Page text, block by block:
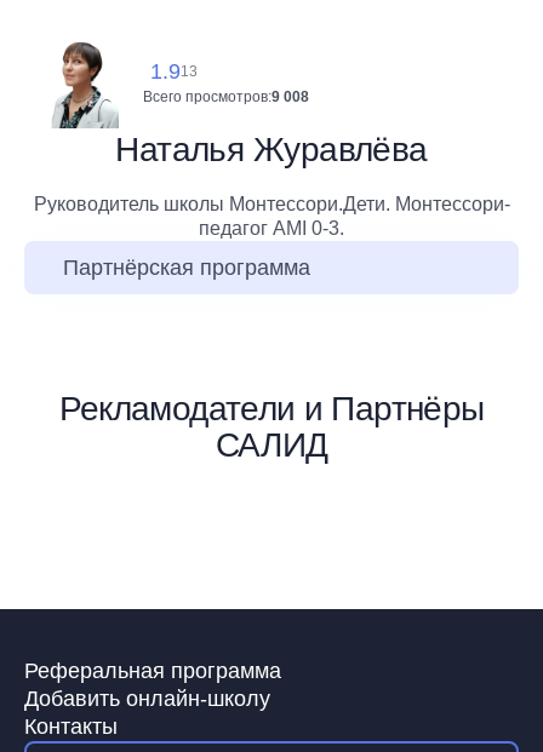
1.913
Всего просмотров:9 008
Наталья Журавлёва
Руководитель школы Монтессори.Дети. Монтессори-
педагог AMI 0-3.
Партнёрская программа
Рекламодатели и Партнёры
САЛИД
Реферальная программа
Добавить онлайн-школу
Контакты